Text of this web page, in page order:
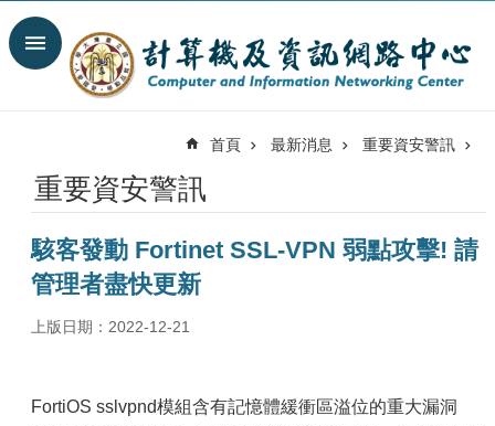
跳到主要內容區塊
搜
尋
最
消
息
於
首頁 最新消息 重要資安警訊
重要資安警訊
駭客發動 Fortinet SSL-VPN 弱點攻擊! 請
管理者盡快更新
上版日期：2022-12-21
FortiOS sslvpnd模組含有記憶體緩衝區溢位的重大漏洞